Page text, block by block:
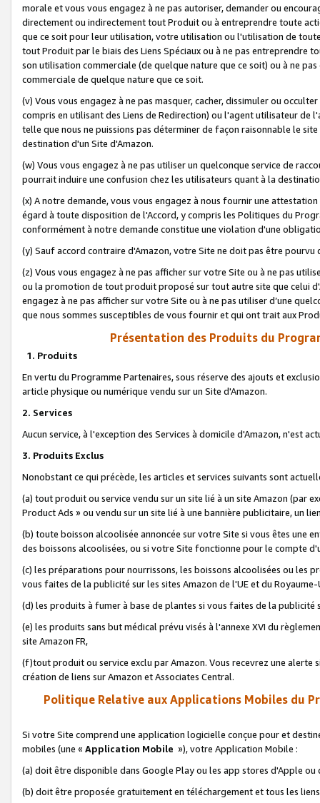
morale et vous vous engagez à ne pas autoriser, demander ou
directement ou indirectement tout Produit ou à entreprendre toute
que ce soit pour leur utilisation, votre utilisation ou l'utilisation de
tout Produit par le biais des Liens Spéciaux ou à ne pas entreprendre
son utilisation commerciale (de quelque nature que ce soit) ou à ne
commerciale de quelque nature que ce soit.
(v) Vous vous engagez à ne pas masquer, cacher, dissimuler ou
compris en utilisant des Liens de Redirection) ou l'agent utilisateur
telle que nous ne puissions pas déterminer de façon raisonnable le
destination d'un Site d'Amazon.
(w) Vous vous engagez à ne pas utiliser un quelconque service de
pourrait induire une confusion chez les utilisateurs quant à la
(x) A notre demande, vous vous engagez à nous fournir une
égard à toute disposition de l'Accord, y compris les Politiques du
conformément à notre demande constitue une violation d'une
(y) Sauf accord contraire d'Amazon, votre Site ne doit pas être
(z) Vous vous engagez à ne pas afficher sur votre Site ou à ne pas
ou la promotion de tout produit proposé sur tout autre site que celui
engagez à ne pas afficher sur votre Site ou à ne pas utiliser d’une
que nous sommes susceptibles de vous fournir et qui ont trait aux
Présentation des Produits du
1. Produits
En vertu du Programme Partenaires, sous réserve des ajouts et
article physique ou numérique vendu sur un Site d'Amazon.
2. Services
Aucun service, à l'exception des Services à domicile d'Amazon, n'est
3. Produits Exclus
Nonobstant ce qui précède, les articles et services suivants sont
(a) tout produit ou service vendu sur un site lié à un site Amazon (par
Product Ads » ou vendu sur un site lié à une bannière publicitaire, un
(b) toute boisson alcoolisée annoncée sur votre Site si vous êtes une
des boissons alcoolisées, ou si votre Site fonctionne pour le compte
(c) les préparations pour nourrissons, les boissons alcoolisées ou les
vous faites de la publicité sur les sites Amazon de l'UE et du Royaume-
(d) les produits à fumer à base de plantes si vous faites de la publicité
(e) les produits sans but médical prévu visés à l'annexe XVI du
site Amazon FR,
(f)tout produit ou service exclu par Amazon. Vous recevrez une alerte
création de liens sur Amazon et Associates Central.
Politique Relative aux Applications Mobiles du
Si votre Site comprend une application logicielle conçue pour et
mobiles (une « Application Mobile »), votre Application Mobile :
(a) doit être disponible dans Google Play ou les app stores d'Apple ou
(b) doit être proposée gratuitement en téléchargement et tous les